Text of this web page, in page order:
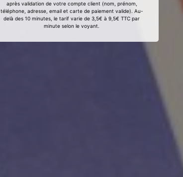
après validation de votre compte client (nom, prénom,
téléphone, adresse, email et carte de paiement valide). Au-
delà des 10 minutes, le tarif varie de 3,5€ à 9,5€ TTC par
minute selon le voyant.